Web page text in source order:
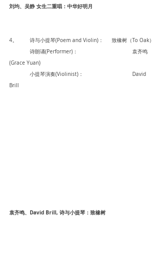
刘均、吴静 女生二重唱：中华好明月
4。	诗与小提琴(Poem and Violin)： 	致橡树（To Oak）
(Grace Yuan)
Brill
袁齐鸣、David Brill, 诗与小提琴：致橡树